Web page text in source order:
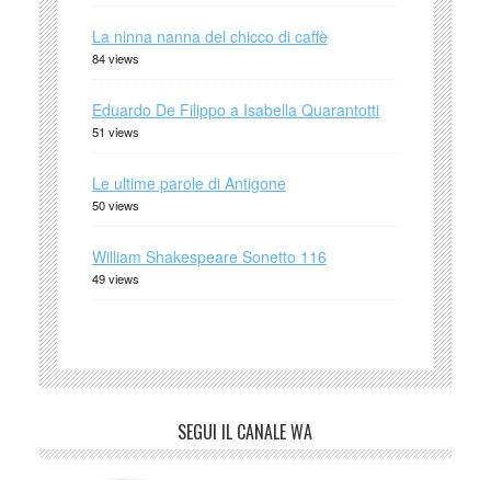
La ninna nanna del chicco di caffè
84 views
Eduardo De Filippo a Isabella Quarantotti
51 views
Le ultime parole di Antigone
50 views
William Shakespeare Sonetto 116
49 views
SEGUI IL CANALE WA